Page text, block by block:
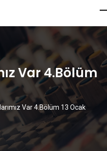
Var 4.Bölüm
Var 4.Bölüm 13 Ocak